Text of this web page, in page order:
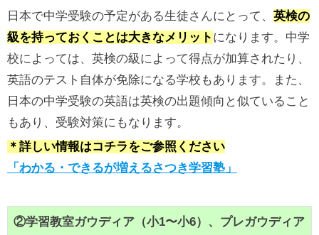
日本で中学受験の予定がある生徒さんにとって、 英検の
級を持っておくことは大きなメリット になります。中学
校によっては、英検の級によって得点が加算されたり、
英語のテスト自体が免除になる学校もあります。また、
日本の中学受験の英語は英検の出題傾向と似ていること
もあり、受験対策にもなります。
＊詳しい情報はコチラをご参照ください
「わかる・できるが増えるさつき学習塾」
②学習教室ガウディア（小1〜小6）、プレガウディア